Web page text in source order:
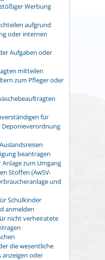
Werbung
aufgrund
oder internen
Aufgaben oder
mitteilen
zum Pfleger oder
für
Deponieverordnung
beantragen
zum Umgang
Stoffen (AwSV-
und
Schulkinder
anmelden
nicht verheiratete
die wesentliche
anzeigen oder